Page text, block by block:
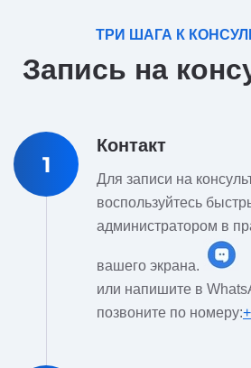
ТРИ ШАГА К
Запись на
1
Контакт
Для записи на
воспользуйтесь
администратором в
вашего экрана.
или напишите в
позвоните по номеру: